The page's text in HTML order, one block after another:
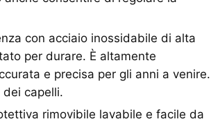
con acciaio inossidabile di alta
per durare. È altamente
e precisa per gli anni a venire.
capelli.
rimovibile lavabile e facile da